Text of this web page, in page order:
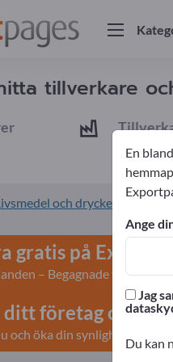
tillverkare
2
och drycker
gratis på
– Begagnade varor –
företag och
och öka din synlighet>>
En
Ange
Jag
Du kan